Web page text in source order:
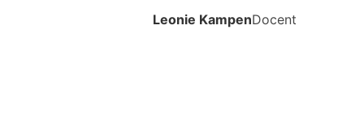
Leonie KampenDocent